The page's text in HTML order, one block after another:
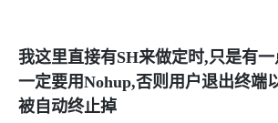
我这里直接有SH来做定时,只是有
一定要用Nohup,否则用户退出终端
被自动终止掉